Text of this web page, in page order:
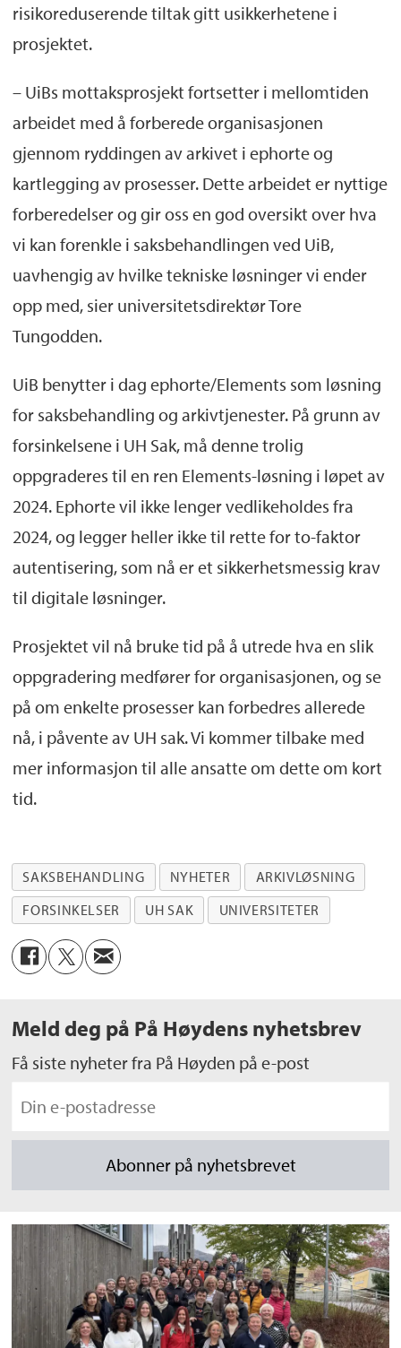
risikoreduserende tiltak gitt usikkerhetene i
prosjektet.
– UiBs mottaksprosjekt fortsetter i mellomtiden
arbeidet med å forberede organisasjonen
gjennom ryddingen av arkivet i ephorte og
kartlegging av prosesser. Dette arbeidet er nyttige
forberedelser og gir oss en god oversikt over hva
vi kan forenkle i saksbehandlingen ved UiB,
uavhengig av hvilke tekniske løsninger vi ender
opp med, sier universitetsdirektør Tore
Tungodden.
UiB benytter i dag ephorte/Elements som løsning
for saksbehandling og arkivtjenester. På grunn av
forsinkelsene i UH Sak, må denne trolig
oppgraderes til en ren Elements-løsning i løpet av
2024. Ephorte vil ikke lenger vedlikeholdes fra
2024, og legger heller ikke til rette for to-faktor
autentisering, som nå er et sikkerhetsmessig krav
til digitale løsninger.
Prosjektet vil nå bruke tid på å utrede hva en slik
oppgradering medfører for organisasjonen, og se
på om enkelte prosesser kan forbedres allerede
nå, i påvente av UH sak. Vi kommer tilbake med
mer informasjon til alle ansatte om dette om kort
tid.
SAKSBEHANDLING NYHETER
ARKIVLØSNING
FORSINKELSER
UH SAK UNIVERSITETER
Meld deg på På Høydens nyhetsbrev
Få siste nyheter fra På Høyden på e-post